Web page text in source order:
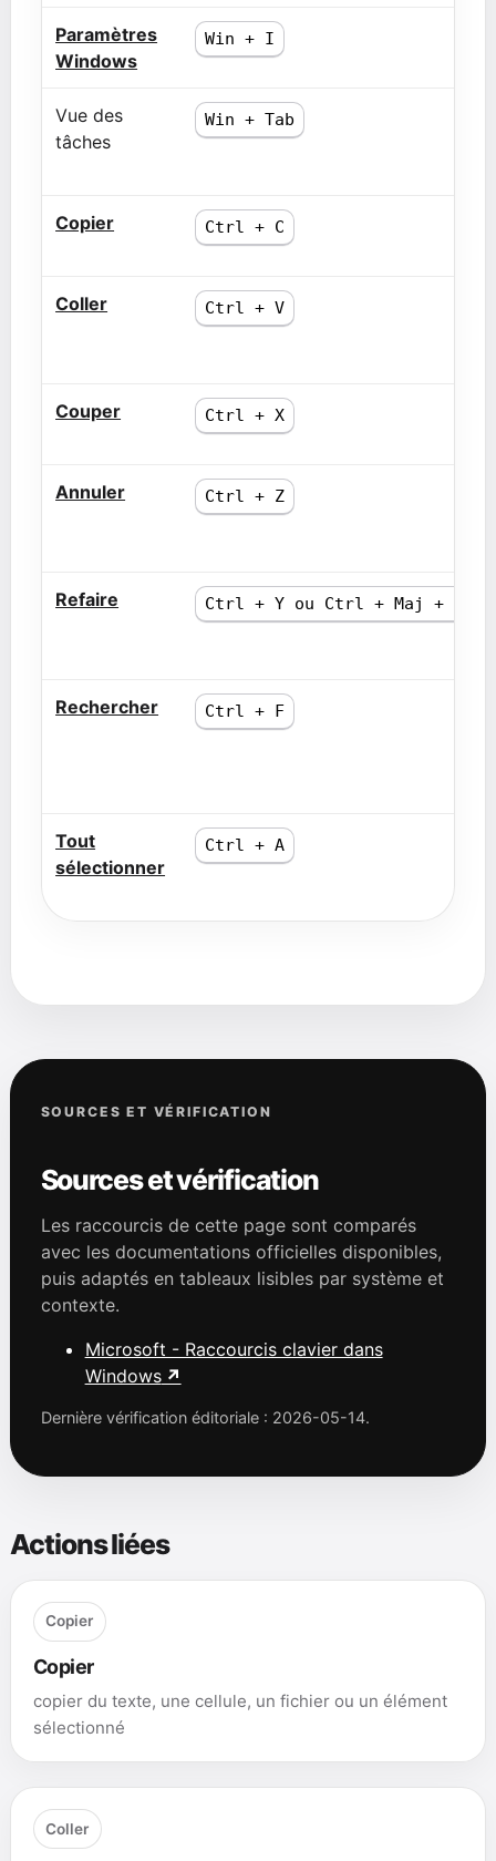
Paramètres
Windows
Win + I
Vue des
tâches
Win + Tab
Copier Ctrl + C
Coller Ctrl + V
Couper Ctrl + X
Annuler Ctrl + Z
Refaire Ctrl + Y ou Ctrl + Maj + Z
Rechercher Ctrl + F
Tout
sélectionner
Ctrl + A
SOURCES ET VÉRIFICATION
Sources et vérification
Les raccourcis de cette page sont comparés
avec les documentations officielles disponibles,
puis adaptés en tableaux lisibles par système et
contexte.
Microsoft - Raccourcis clavier dans
Windows
Dernière vérification éditoriale : 2026-05-14.
Actions liées
Copier
Copier
copier du texte, une cellule, un fichier ou un élément
sélectionné
Coller